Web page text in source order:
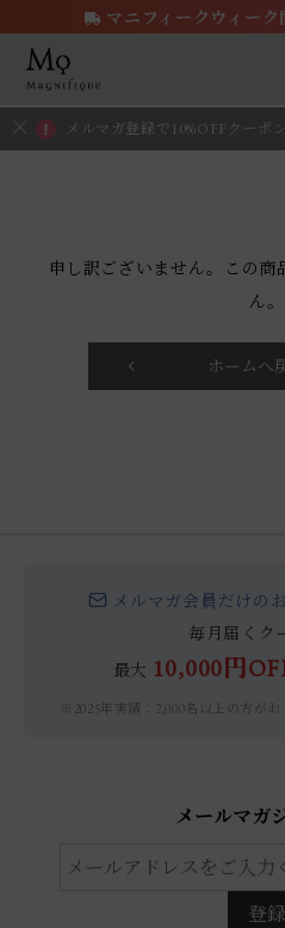
メルマガ登録で10%OFFクーポ
マニフィークウィー
申し訳ございません。この商
ん。
ホームへ
メルマガ会員だけの
毎月届くク
最大 10,000円
※2025年実績：2,000名以上の方が
メールマガ
登録